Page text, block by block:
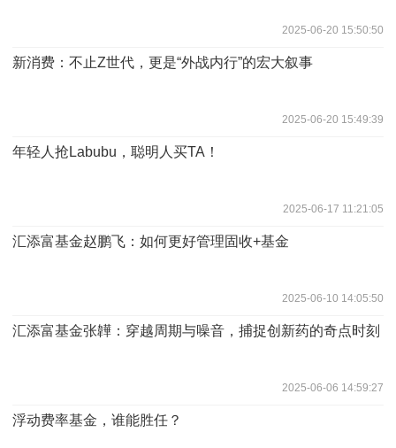
2025-06-20 15:50:50
新消费：不止Z世代，更是“外战内行”的宏大叙事
2025-06-20 15:49:39
年轻人抢Labubu，聪明人买TA！
2025-06-17 11:21:05
汇添富基金赵鹏飞：如何更好管理固收+基金
2025-06-10 14:05:50
汇添富基金张韡：穿越周期与噪音，捕捉创新药的奇点时刻
2025-06-06 14:59:27
浮动费率基金，谁能胜任？